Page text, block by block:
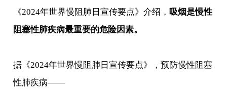
《2024年世界慢阻肺日宣传要点》介绍，吸烟是慢性
阻塞性肺疾病最重要的危险因素。
据《2024年世界慢阻肺日宣传要点》，预防慢性阻塞
性肺疾病——